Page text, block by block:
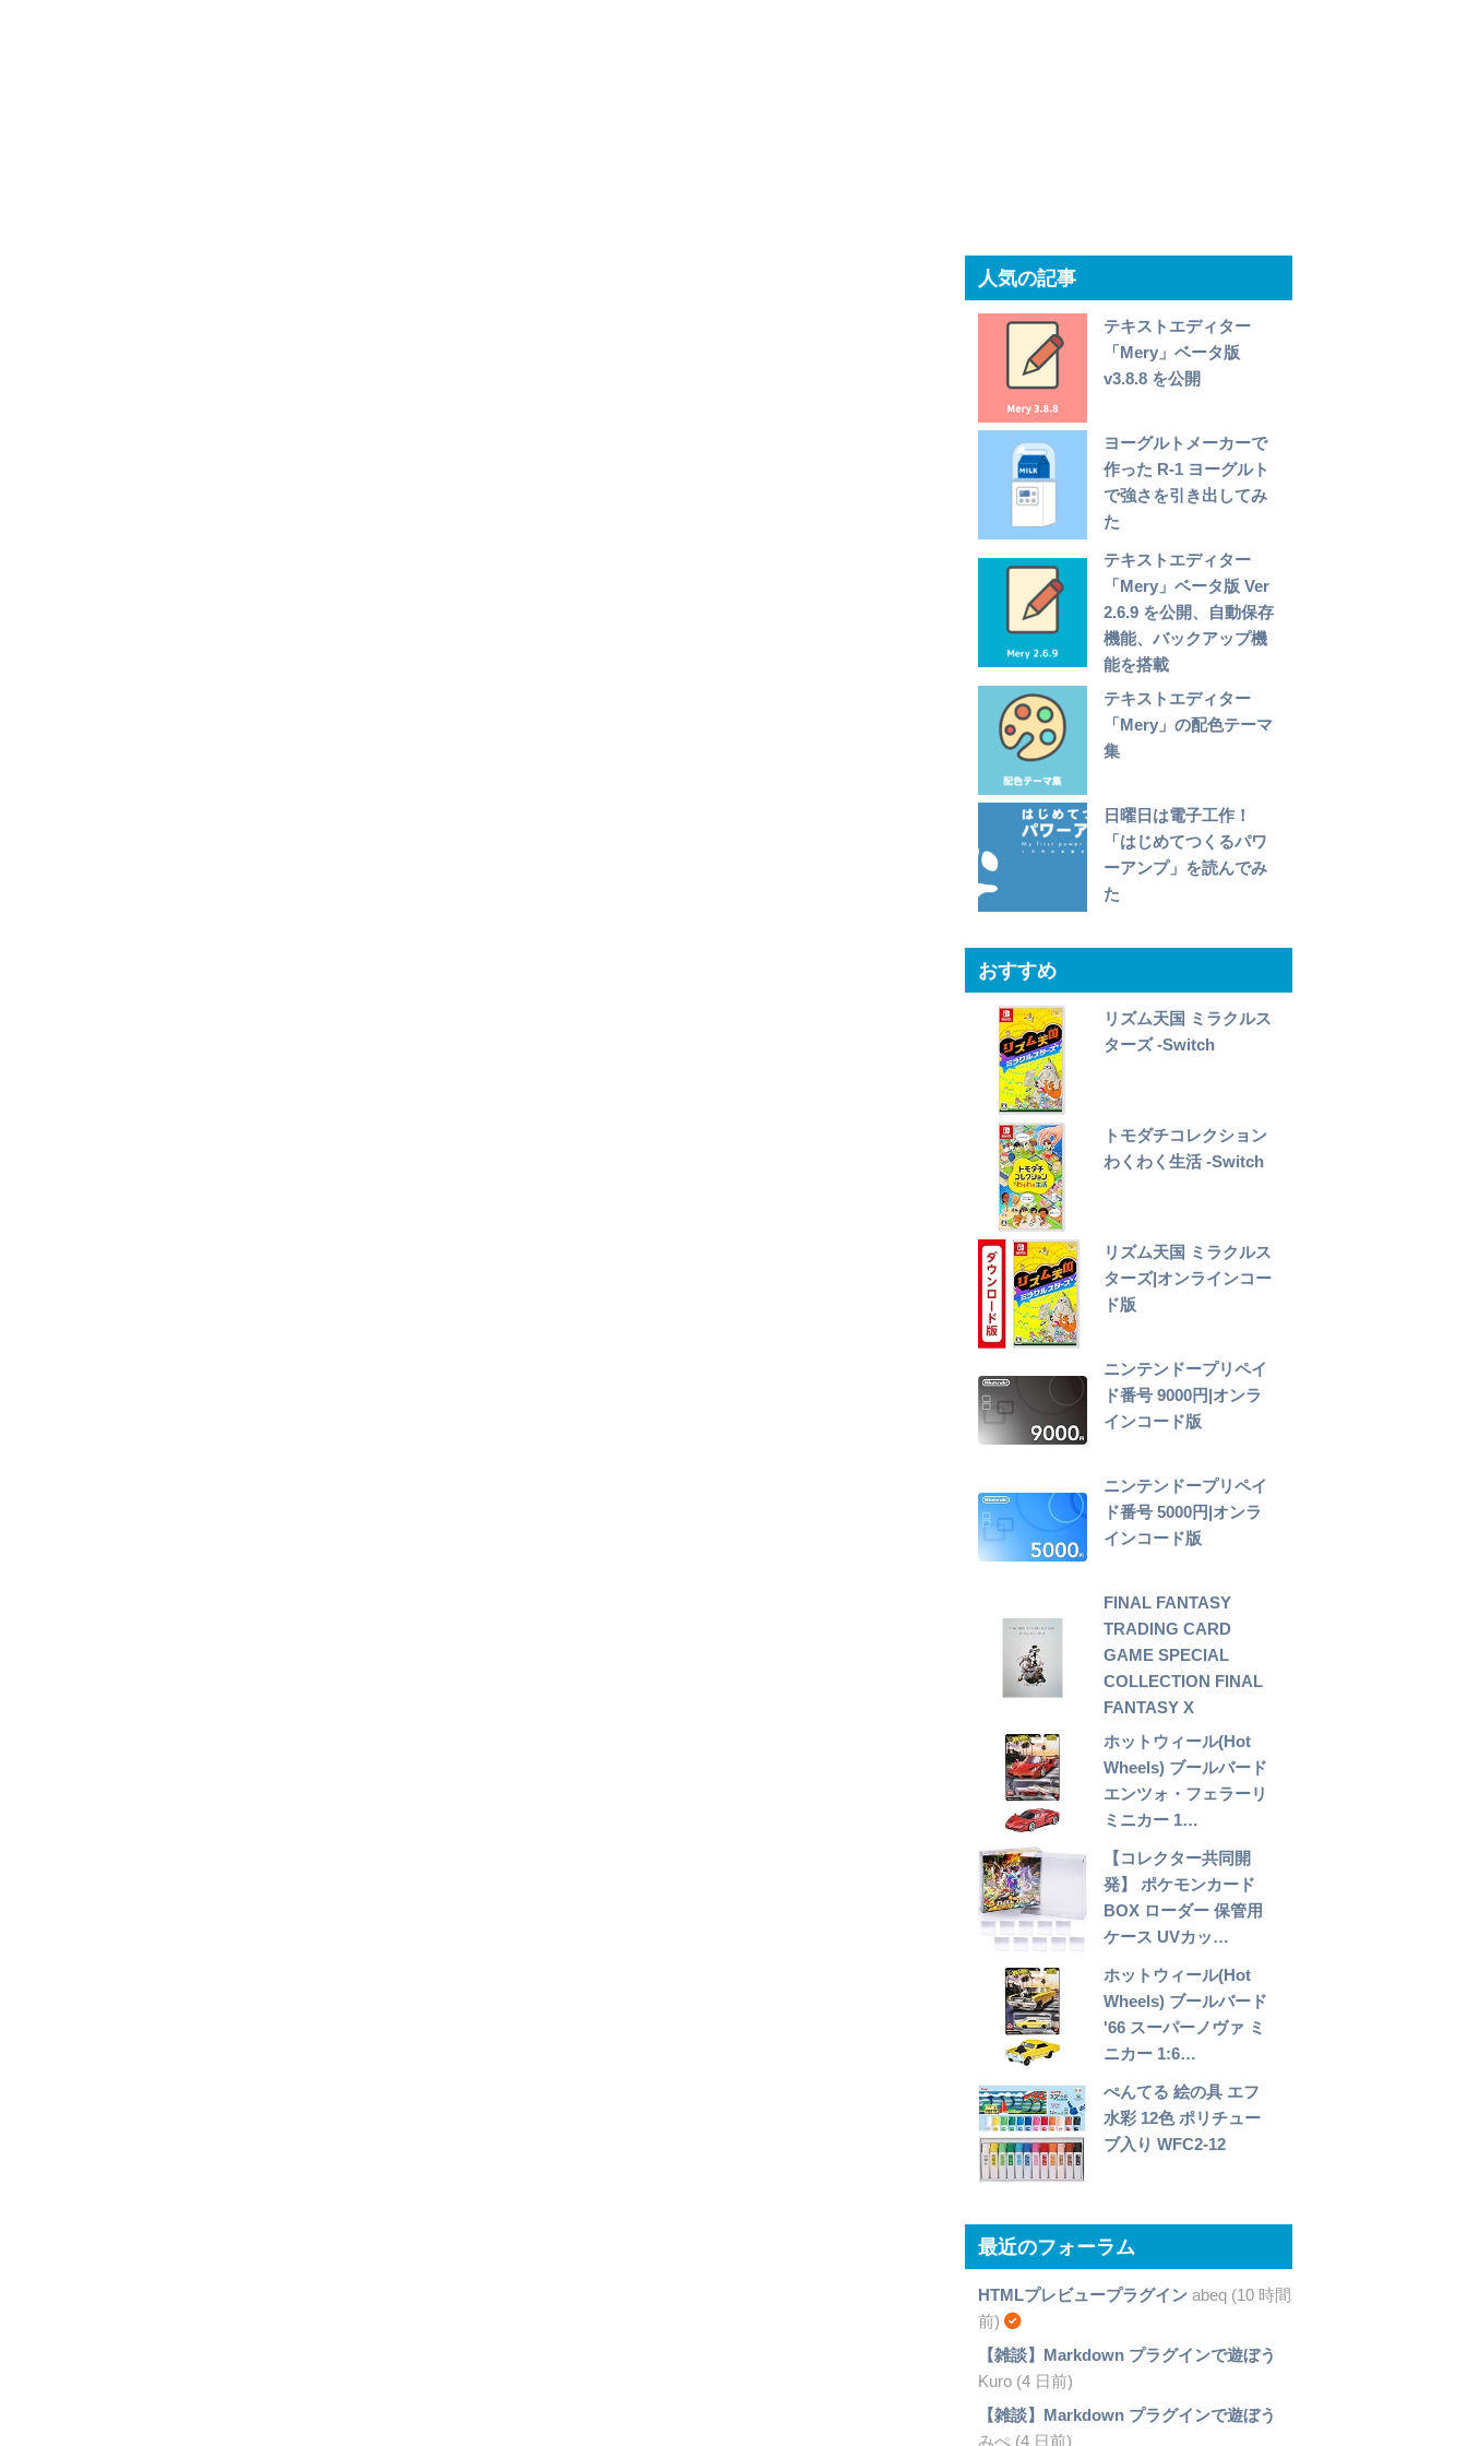
人気の記事
テキストエディター
「Mery」ベータ版
v3.8.8 を公開
ヨーグルトメーカーで
作った R-1 ヨーグルト
で強さを引き出してみ
た
テキストエディター
「Mery」ベータ版 Ver
2.6.9 を公開、自動保存
機能、バックアップ機
能を搭載
テキストエディター
「Mery」の配色テーマ
集
日曜日は電子工作！
「はじめてつくるパワ
ーアンプ」を読んでみ
た
おすすめ
リズム天国 ミラクルス
ターズ -Switch
トモダチコレクション
わくわく生活 -Switch
リズム天国 ミラクルス
ターズ|オンラインコー
ド版
ニンテンドープリペイ
ド番号 9000円|オンラ
インコード版
ニンテンドープリペイ
ド番号 5000円|オンラ
インコード版
FINAL FANTASY
TRADING CARD
GAME SPECIAL
COLLECTION FINAL
FANTASY X
ホットウィール(Hot
Wheels) ブールバード
エンツォ・フェラーリ
ミニカー 1…
【コレクター共同開
発】 ポケモンカード
BOX ローダー 保管用
ケース UVカッ…
ホットウィール(Hot
Wheels) ブールバード
'66 スーパーノヴァ ミ
ニカー 1:6…
ぺんてる 絵の具 エフ
水彩 12色 ポリチュー
ブ入り WFC2-12
最近のフォーラム
HTMLプレビュープラグインabeq (10 時間
前)
【雑談】Markdown プラグインで遊ぼう
Kuro (4 日前)
【雑談】Markdown プラグインで遊ぼう
みぺ (4 日前)